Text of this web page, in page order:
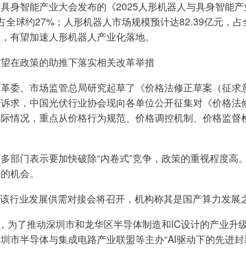
身智能产业大会发布的《2025人形机器人与具身智能
全球约27%；人形机器人市场规模预计达82.39亿元，
有望加速人形机器人产业化落地。
在政策的助推下落实相关改革举措
委、市场监管总局研究起草了《价格法修正草案（征求
求，中国光伏行业协会现向各单位公开征集对《价格
情况，重点从价格行为规范、价格调控机制、价格监
部门表示要加快破除“内卷式”竞争，政策的重视程度
机会。
行业发展供需对接会将召开，机构称其是国产算力发展
为了推动深圳市和龙华区半导体制造和IC设计的产业升
市半导体与集成电路产业联盟等主办“AI驱动下的先进